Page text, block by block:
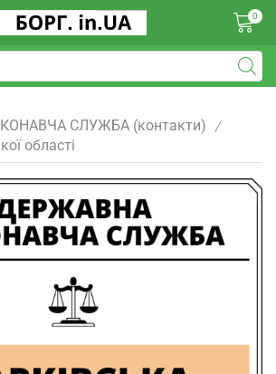
0
СЛУЖБА (контакти) /
області